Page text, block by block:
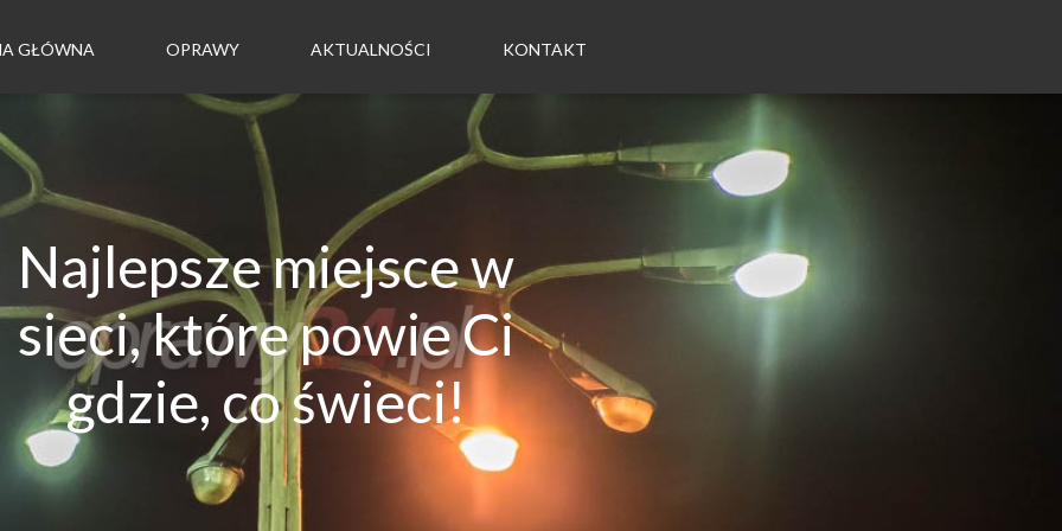
GŁÓWNA OPRAWY AKTUALNOŚCI KONTAKT
Najlepsze miejsce w
sieci, które powie Ci
gdzie, co świeci!